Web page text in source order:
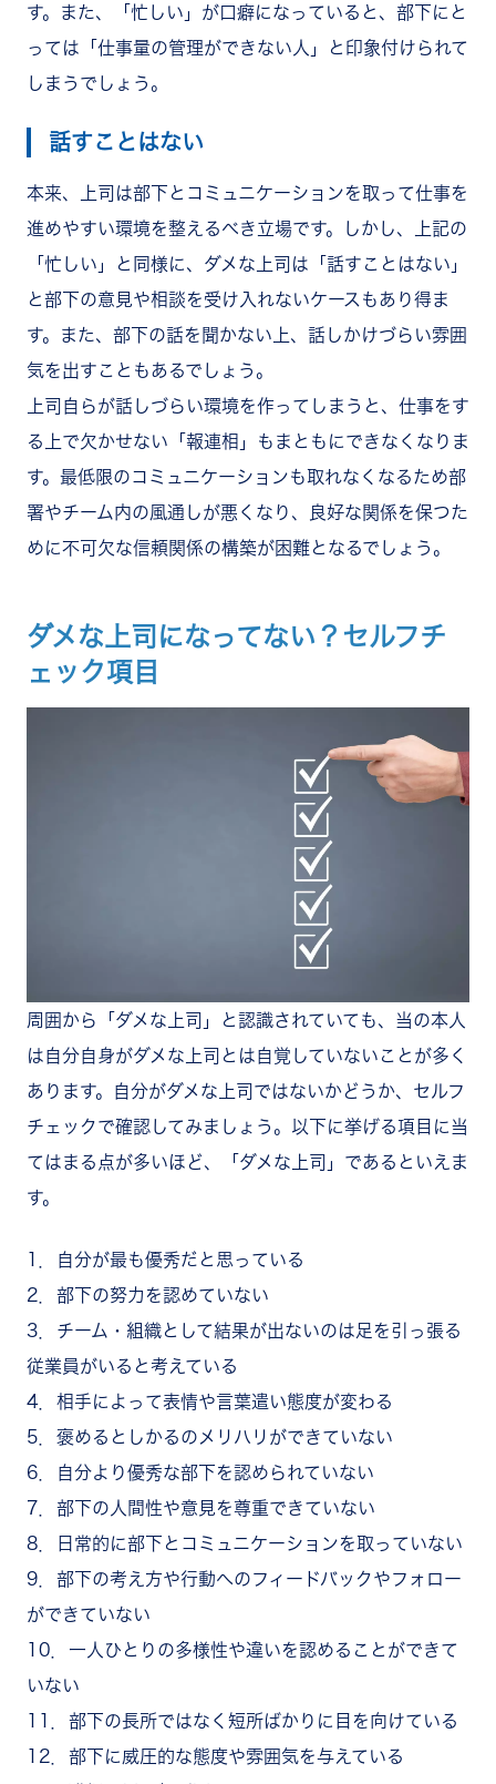
す。また、「忙しい」が口癖になっていると、部下にと
っては「仕事量の管理ができない人」と印象付けられて
しまうでしょう。
話すことはない
本来、上司は部下とコミュニケーションを取って仕事を
進めやすい環境を整えるべき立場です。しかし、上記の
「忙しい」と同様に、ダメな上司は「話すことはない」
と部下の意見や相談を受け入れないケースもあり得ま
す。また、部下の話を聞かない上、話しかけづらい雰囲
気を出すこともあるでしょう。
上司自らが話しづらい環境を作ってしまうと、仕事をす
る上で欠かせない「報連相」もまともにできなくなりま
す。最低限のコミュニケーションも取れなくなるため部
署やチーム内の風通しが悪くなり、良好な関係を保つた
めに不可欠な信頼関係の構築が困難となるでしょう。
ダメな上司になってない？セルフチ
ェック項目
周囲から「ダメな上司」と認識されていても、当の本人
は自分自身がダメな上司とは自覚していないことが多く
あります。自分がダメな上司ではないかどうか、セルフ
チェックで確認してみましょう。以下に挙げる項目に当
てはまる点が多いほど、「ダメな上司」であるといえま
す。
1．自分が最も優秀だと思っている
2．部下の努力を認めていない
3．チーム・組織として結果が出ないのは足を引っ張る
従業員がいると考えている
4．相手によって表情や言葉遣い態度が変わる
5．褒めるとしかるのメリハリができていない
6．自分より優秀な部下を認められていない
7．部下の人間性や意見を尊重できていない
8．日常的に部下とコミュニケーションを取っていない
9．部下の考え方や行動へのフィードバックやフォロー
ができていない
10．一人ひとりの多様性や違いを認めることができて
いない
11．部下の長所ではなく短所ばかりに目を向けている
12．部下に威圧的な態度や雰囲気を与えている